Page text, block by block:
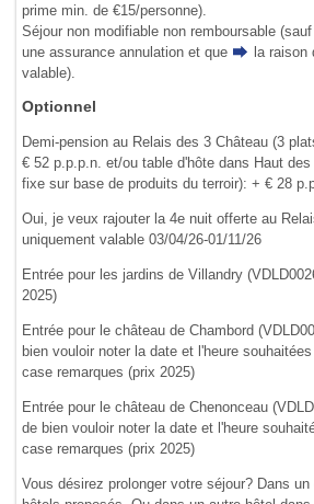
prime min. de €15/personne).
Séjour non modifiable non remboursable
une assurance annulation et que
la raison
valable).
Optionnel
Demi-pension au Relais des 3 Château (3
€ 52 p.p.p.n. et/ou table d'hôte dans Haut
fixe sur base de produits du terroir): + € 28
Oui, je veux rajouter la 4e nuit offerte au
uniquement valable 03/04/26-01/11/26
Entrée pour les jardins de Villandry
2025)
Entrée pour le château de Chambord
bien vouloir noter la date et l'heure
case remarques (prix 2025)
Entrée pour le château de Chenonceau
de bien vouloir noter la date et l'heure
case remarques (prix 2025)
Vous désirez prolonger votre séjour? Dans